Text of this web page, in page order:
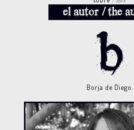
Borja de Diego.